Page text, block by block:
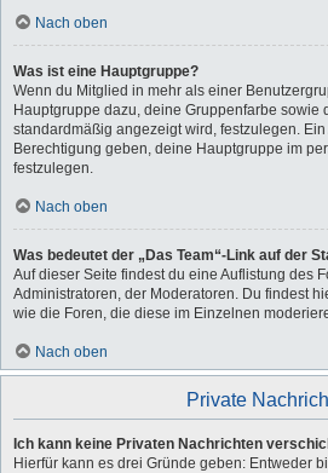
Nach oben
Was ist eine Hauptgruppe?
Wenn du Mitglied in mehr als einer
Hauptgruppe dazu, deine Gruppenfarbe sowie
standardmäßig angezeigt wird, festzulegen.
Berechtigung geben, deine Hauptgruppe im
festzulegen.
Nach oben
Was bedeutet der „Das Team“-Link auf der
Auf dieser Seite findest du eine Auflistung des
Administratoren, der Moderatoren. Du findest
wie die Foren, die diese im Einzelnen
Nach oben
Private
Ich kann keine Privaten Nachrichten
Hierfür kann es drei Gründe geben: Entweder